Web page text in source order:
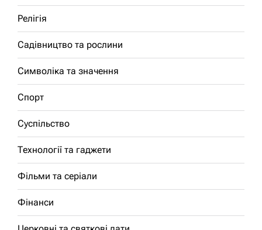
Релігія
Садівництво та рослини
Символіка та значення
Спорт
Суспільство
Технології та гаджети
Фільми та серіали
Фінанси